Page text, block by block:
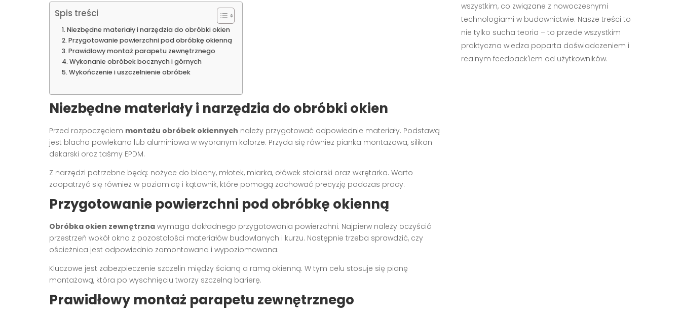
Spis treści
Niezbędne materiały i narzędzia do obróbki okien
Przygotowanie powierzchni pod obróbkę okienną
Prawidłowy montaż parapetu zewnętrznego
Wykonanie obróbek bocznych i górnych
Wykończenie i uszczelnienie obróbek
Niezbędne materiały i narzędzia do obróbki okien
Przed rozpoczęciem montażu obróbek okiennych należy przygotować odpowiednie materiały. Podstawą
jest blacha powlekana lub aluminiowa w wybranym kolorze. Przyda się również pianka montażowa, silikon
dekarski oraz taśmy EPDM.
Z narzędzi potrzebne będą: nożyce do blachy, młotek, miarka, ołówek stolarski oraz wkrętarka. Warto
zaopatrzyć się również w poziomicę i kątownik, które pomogą zachować precyzję podczas pracy.
Przygotowanie powierzchni pod obróbkę okienną
Obróbka okien zewnętrzna wymaga dokładnego przygotowania powierzchni. Najpierw należy oczyścić
przestrzeń wokół okna z pozostałości materiałów budowlanych i kurzu. Następnie trzeba sprawdzić, czy
ościeżnica jest odpowiednio zamontowana i wypoziomowana.
Kluczowe jest zabezpieczenie szczelin między ścianą a ramą okienną. W tym celu stosuje się pianę
montażową, która po wyschnięciu tworzy szczelną barierę.
Prawidłowy montaż parapetu zewnętrznego
wszystkim, co związane z nowoczesnymi
technologiami w budownictwie. Nasze treści to
nie tylko sucha teoria – to przede wszystkim
praktyczna wiedza poparta doświadczeniem i
realnym feedback'iem od użytkowników.